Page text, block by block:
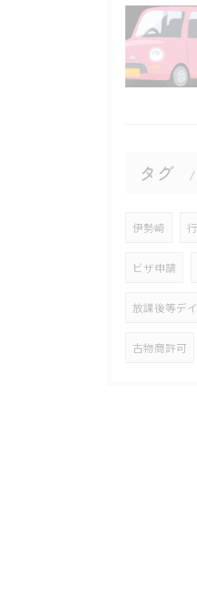
タグ
伊勢崎
ビザ申請
放課後等デ
古物商許可